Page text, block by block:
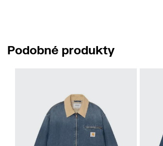
Podobné produkty